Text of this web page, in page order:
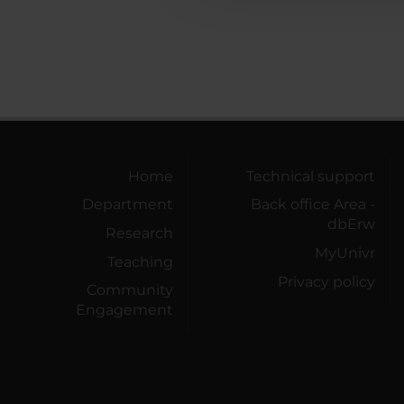
Home
Department
Research
Teaching
Community
Engagement
Technical support
Back office Area -
dbErw
MyUnivr
Privacy policy